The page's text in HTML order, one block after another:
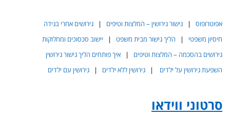
אפוטרופוס | גישור גירושין – המלצות וטיפים | גירושים אחרי בגידה
חיסיון משפטי | הליך גישור מבית משפט | יישוב סכסוכים ומחלוקות
גירושים בהסכמה – המלצות וטיפים | איך פותחים הליך גישור גירושין
השפעת גירושין על ילדים | גירושין ללא ילדים | גירושין עם ילדים
סרטוני ווידאו